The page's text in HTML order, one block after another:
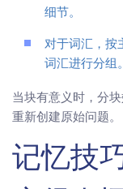
细节。
对于词汇，按
词汇进行分组。
当块有意义时，分
重新创建原始问题。
记忆技